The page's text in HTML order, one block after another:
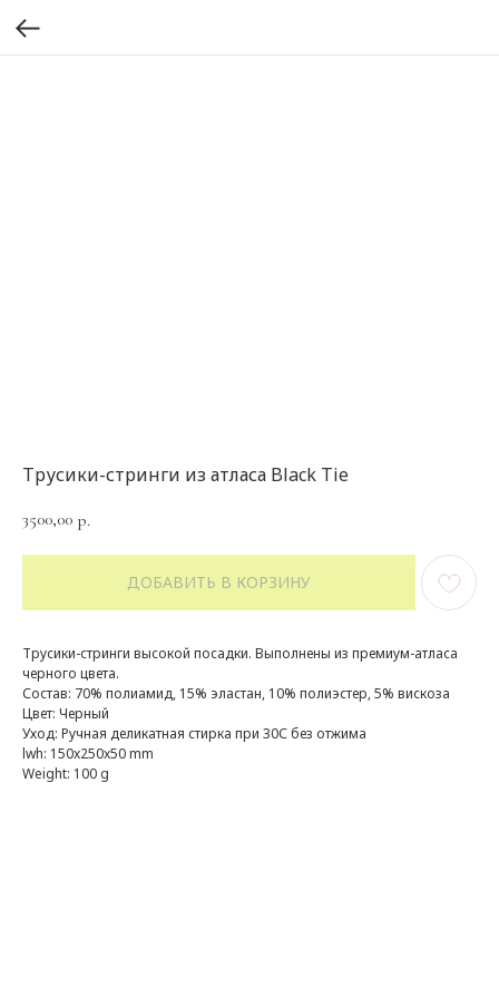
Трусики-стринги из атласа Black Tie
3500,00 р.
ДОБАВИТЬ В КОРЗИНУ
Трусики-стринги высокой посадки. Выполнены из премиум-атласа
черного цвета.
Состав: 70% полиамид, 15% эластан, 10% полиэстер, 5% вискоза
Цвет: Черный
Уход: Ручная деликатная стирка при 30С без отжима
lwh: 150x250x50 mm
Weight: 100 g